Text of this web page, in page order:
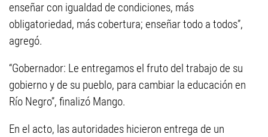
enseñar con igualdad de condiciones, más
obligatoriedad, más cobertura; enseñar todo a todos”,
agregó.
“Gobernador: Le entregamos el fruto del trabajo de su
gobierno y de su pueblo, para cambiar la educación en
Río Negro”, finalizó Mango.
En el acto, las autoridades hicieron entrega de un